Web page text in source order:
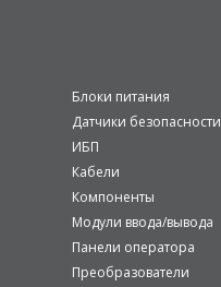
Блоки питания
Датчики безопасности
ИБП
Кабели
Компоненты
Модули ввода/вывода
Панели оператора
Преобразователи